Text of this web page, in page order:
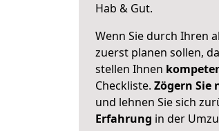
Hab & Gut.
Wenn Sie durch Ihren
zuerst planen sollen,
stellen Ihnen
Checkliste. Zögern Sie
und lehnen Sie sich
Erfahrung in der